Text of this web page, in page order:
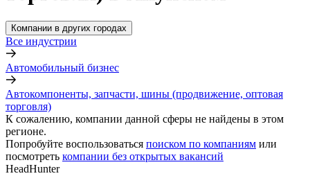
Компании в других городах
Все индустрии
Автомобильный бизнес
Автокомпоненты, запчасти, шины (продвижение, оптовая
торговля)
К сожалению, компании данной сферы не найдены в этом
регионе.
Попробуйте воспользоваться поиском по компаниям или
посмотреть компании без открытых вакансий
HeadHunter